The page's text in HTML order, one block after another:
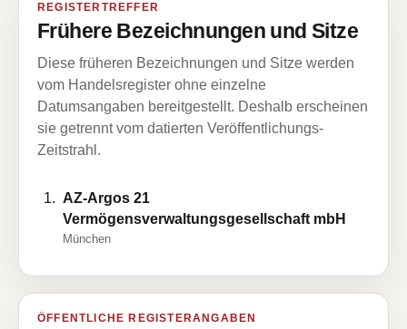
REGISTERTREFFER
Frühere Bezeichnungen und Sitze
Diese früheren Bezeichnungen und Sitze werden
vom Handelsregister ohne einzelne
Datumsangaben bereitgestellt. Deshalb erscheinen
sie getrennt vom datierten Veröffentlichungs-
Zeitstrahl.
AZ-Argos 21
Vermögensverwaltungsgesellschaft mbH
München
ÖFFENTLICHE REGISTERANGABEN